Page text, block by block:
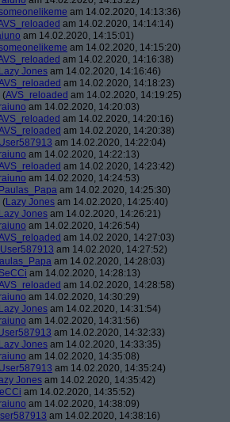
am 14.02.2020, 14:13:36)
am 14.02.2020, 14:14:14)
am 14.02.2020, 14:15:01)
am 14.02.2020, 14:15:20)
am 14.02.2020, 14:16:38)
Lazy Jones am 14.02.2020, 14:16:46)
am 14.02.2020, 14:18:23)
(AVS_reloaded am 14.02.2020, 14:19:25)
raiuno am 14.02.2020, 14:20:03)
am 14.02.2020, 14:20:16)
am 14.02.2020, 14:20:38)
User587913 am 14.02.2020, 14:22:04)
raiuno am 14.02.2020, 14:22:13)
am 14.02.2020, 14:23:42)
raiuno am 14.02.2020, 14:24:53)
Paulas_Papa am 14.02.2020, 14:25:30)
(Lazy Jones am 14.02.2020, 14:25:40)
Lazy Jones am 14.02.2020, 14:26:21)
raiuno am 14.02.2020, 14:26:54)
am 14.02.2020, 14:27:03)
User587913 am 14.02.2020, 14:27:52)
am 14.02.2020, 14:28:03)
SeCCi am 14.02.2020, 14:28:13)
am 14.02.2020, 14:28:58)
raiuno am 14.02.2020, 14:30:29)
Lazy Jones am 14.02.2020, 14:31:54)
raiuno am 14.02.2020, 14:31:56)
am 14.02.2020, 14:32:33)
Lazy Jones am 14.02.2020, 14:33:35)
raiuno am 14.02.2020, 14:35:08)
User587913 am 14.02.2020, 14:35:24)
Jones am 14.02.2020, 14:35:42)
am 14.02.2020, 14:35:52)
raiuno am 14.02.2020, 14:38:09)
am 14.02.2020, 14:38:16)